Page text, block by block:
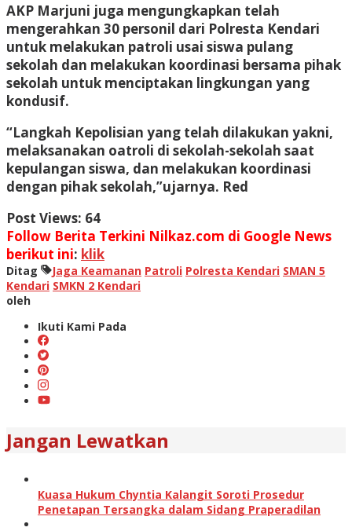
AKP Marjuni juga mengungkapkan telah
mengerahkan 30 personil dari Polresta Kendari
untuk melakukan patroli usai siswa pulang
sekolah dan melakukan koordinasi bersama pihak
sekolah untuk menciptakan lingkungan yang
kondusif.
“Langkah Kepolisian yang telah dilakukan yakni,
melaksanakan oatroli di sekolah-sekolah saat
kepulangan siswa, dan melakukan koordinasi
dengan pihak sekolah,”ujarnya. Red
Post Views: 64
Follow Berita Terkini Nilkaz.com di Google News
berikut ini: klik
Ditag Jaga Keamanan Patroli Polresta Kendari SMAN 5
Kendari SMKN 2 Kendari
oleh
Ikuti Kami Pada
Jangan Lewatkan
Kuasa Hukum Chyntia Kalangit Soroti Prosedur
Penetapan Tersangka dalam Sidang Praperadilan